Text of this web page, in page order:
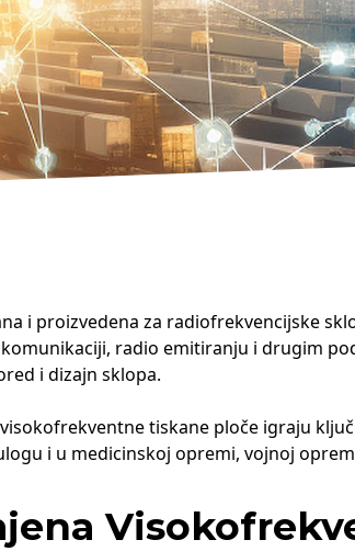
i proizvedena za radiofrekvencijske
radio emitiranju i drugim
i dizajn sklopa.
tiskane ploče igraju
i u medicinskoj opremi, vojnoj